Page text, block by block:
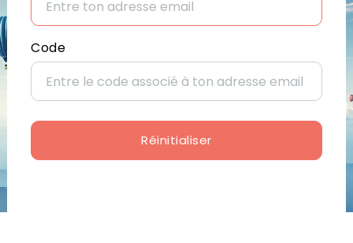
Code
Réinitialiser